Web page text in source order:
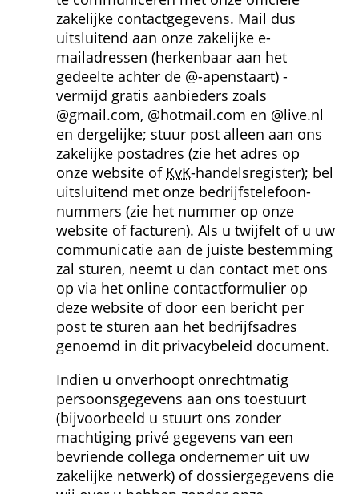
zakelijke contactgegevens. Mail dus
uitsluitend aan onze zakelijke e-
mailadressen (herkenbaar aan het
gedeelte achter de @-apenstaart) -
vermijd gratis aanbieders zoals
@gmail.com, @hotmail.com en @live.nl
en dergelijke; stuur post alleen aan ons
zakelijke postadres (zie het adres op
onze website of KvK-handelsregister); bel
uitsluitend met onze bedrijfs­telefoon­
nummers (zie het nummer op onze
website of facturen). Als u twijfelt of u uw
communicatie aan de juiste bestemming
zal sturen, neemt u dan contact met ons
op via het online contactformulier op
deze website of door een bericht per
post te sturen aan het bedrijfsadres
genoemd in dit privacybeleid document.
Indien u onverhoopt onrechtmatig
persoons­gegevens aan ons toestuurt
(bijvoorbeeld u stuurt ons zonder
machtiging privé gegevens van een
bevriende collega ondernemer uit uw
zakelijke netwerk) of dossier­gegevens die